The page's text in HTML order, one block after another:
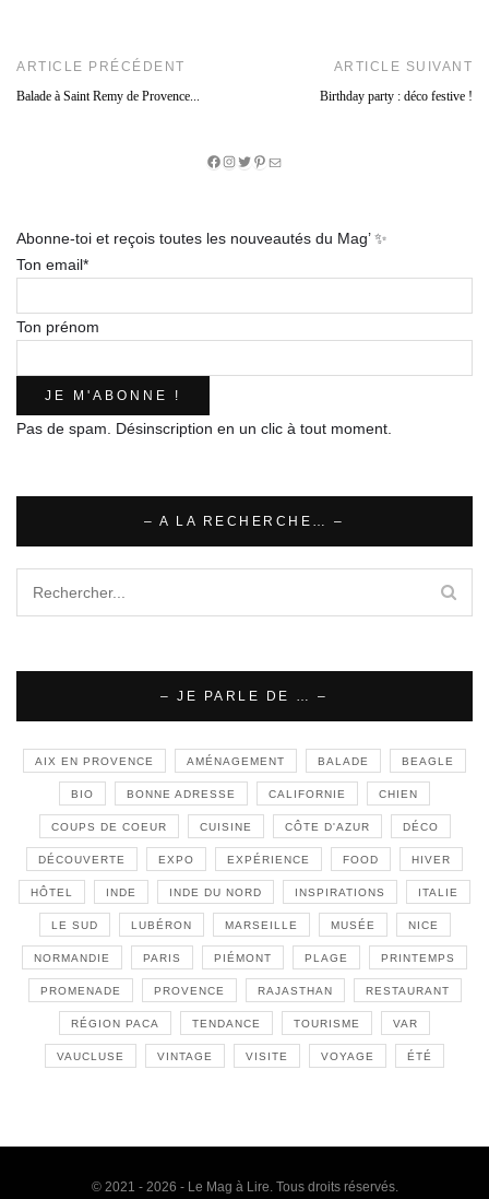
ARTICLE PRÉCÉDENT
Balade à Saint Remy de Provence...
ARTICLE SUIVANT
Birthday party : déco festive !
Facebook
Instagram
Twitter
Pinterest
E-
Abonne-toi et reçois toutes les nouveautés du Mag’ ✨
Ton email*
Ton prénom
Pas de spam. Désinscription en un clic à tout moment.
– A LA RECHERCHE… –
– JE PARLE DE … –
AIX EN PROVENCE AMÉNAGEMENT BALADE BEAGLE
BIO BONNE ADRESSE CALIFORNIE CHIEN
COUPS DE COEUR CUISINE CÔTE D'AZUR DÉCO
DÉCOUVERTE EXPO EXPÉRIENCE FOOD HIVER
HÔTEL INDE INDE DU NORD INSPIRATIONS ITALIE
LE SUD LUBÉRON MARSEILLE MUSÉE NICE
NORMANDIE PARIS PIÉMONT PLAGE PRINTEMPS
PROMENADE PROVENCE RAJASTHAN RESTAURANT
RÉGION PACA TENDANCE TOURISME VAR
VAUCLUSE VINTAGE VISITE VOYAGE ÉTÉ
© 2021 - 2026 - Le Mag à Lire. Tous droits réservés.